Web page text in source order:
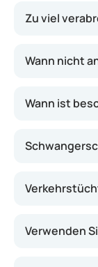
Zu viel
Wann nicht
Wann ist
Verwenden